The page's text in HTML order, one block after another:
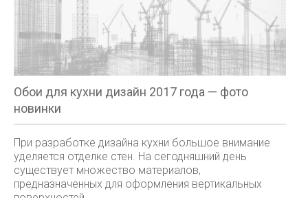
Обои для кухни дизайн 2017 года — фото
новинки
При разработке дизайна кухни большое внимание
уделяется отделке стен. На сегодняшний день
существует множество материалов,
предназначенных для оформления вертикальных